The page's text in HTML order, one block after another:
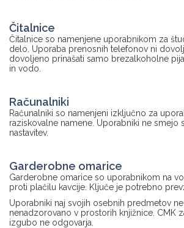
Čitalnice
Čitalnice so namenjene uporabnikom za
delo. Uporaba prenosnih telefonov ni
dovoljeno prinašati samo brezalkoholne
in vodo.
Računalniki
Računalniki so namenjeni izključno za
raziskovalne namene. Uporabniki ne smejo
nastavitev.
Garderobne omarice
Garderobne omarice so uporabnikom na
proti plačilu kavcije. Ključe je potrebno
Uporabniki naj svojih osebnih predmetov
nenadzorovano v prostorih knjižnice. CMK
izgubo ne odgovarja.